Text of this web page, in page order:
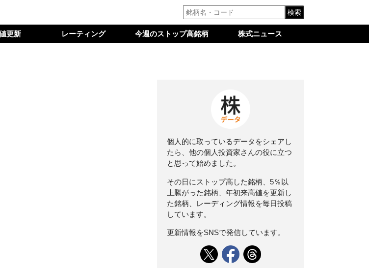
検索
更新 レーティング 今週のストップ高銘柄 株式ニュース
個人的に取っているデータをシェアし
たら、他の個人投資家さんの役に立つ
と思って始めました。
その日にストップ高した銘柄、5％以
上騰がった銘柄、年初来高値を更新し
た銘柄、レーディング情報を毎日投稿
しています。
更新情報をSNSで発信しています。